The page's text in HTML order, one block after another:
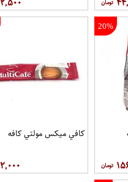
20%
کافي ميکس مولتي کافه
۲,۰۰۰